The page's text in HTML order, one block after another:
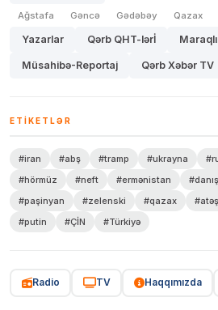
Ağstafa Gəncə Gədəbəy Qazax
Yazarlar Qərb QHT-lərİ Maraqlı
Müsahibə-Reportaj Qərb Xəbər TV
ETIKETLƏR
#iran #abş #tramp #ukrayna
#hörmüz
#neft #ermənistan
#paşinyan
#zelenski #qazax
#putin
#ÇİN #Türkiyə
Radio TV Haqqımızda